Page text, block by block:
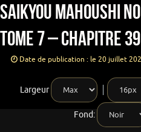
Saikyou Mahoushi
Tome 7 – Chapitre
Date de publication : le 20 juillet
Largeur
Fond: